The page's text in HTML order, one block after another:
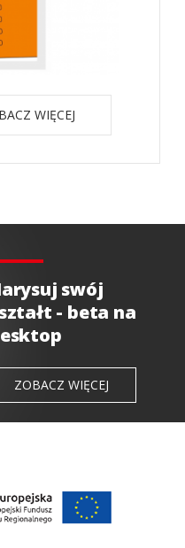
WIĘCEJ
swój
- beta na
ZOBACZ WIĘCEJ